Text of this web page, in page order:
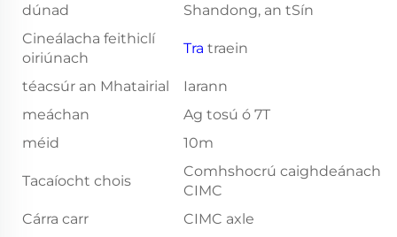
dúnad
Shandong, an tSín
Cineálacha feithiclí
oiriúnach
Tra traein
téacsúr an Mhatairial
Iarann
meáchan
Ag tosú ó 7T
méid
10m
Tacaíocht chois
Comhshocrú caighdeánach
CIMC
Cárra carr
CIMC axle